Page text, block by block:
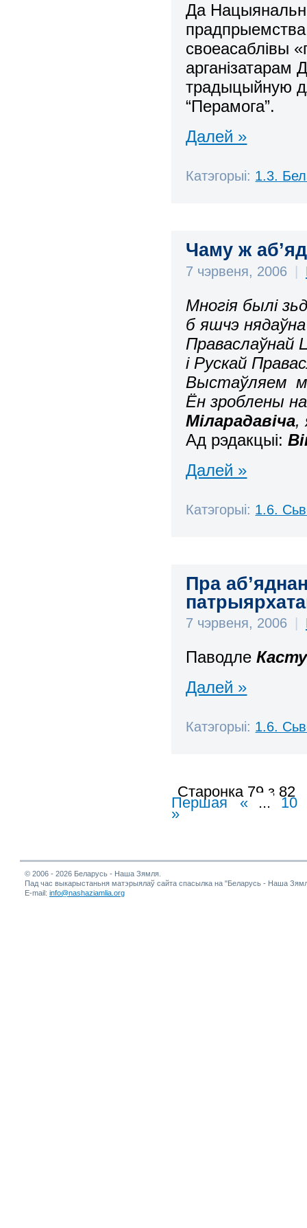
Да
прадпрыемства
своеасаблівы
арганізатарам
традыцыйную
“Перамога”.
Далей »
Катэгорыі: 1.3.
Чаму ж
7 чэрвеня, 2006
Многія былі
б яшчэ
Праваслаўнай
і Рускай
Выстаўляем
Ён зроблены
Міларадавіча,
Ад рэдакцыі:
Далей »
Катэгорыі: 1.6.
Пра
7 чэрвеня, 2006
Паводле
Далей »
Катэгорыі: 1.6.
Старонка 79 з 82
Першая « ... 10
»
© 2006 - 2026 Беларусь - Наша Зямля.
Пад час выкарыстаньня матэрыялаў сайта спасылка на "Беларусь - Наша
E-mail: info@nashaziamlia.org